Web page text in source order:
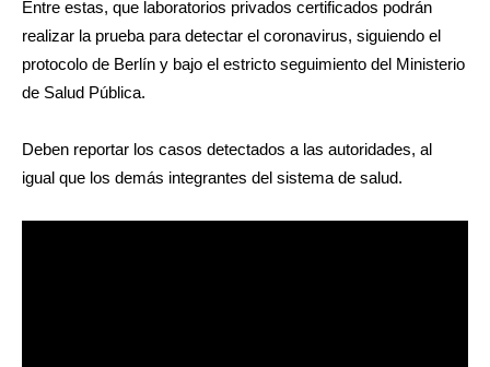
Entre estas, que laboratorios privados certificados podrán
realizar la prueba para detectar el coronavirus, siguiendo el
protocolo de Berlín y bajo el estricto seguimiento del Ministerio
de Salud Pública.
Deben reportar los casos detectados a las autoridades, al
igual que los demás integrantes del sistema de salud.